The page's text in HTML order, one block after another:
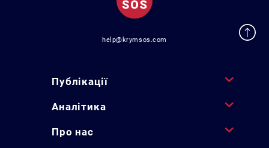
help@krymsos.com
Публікації
Аналітика
Про нас